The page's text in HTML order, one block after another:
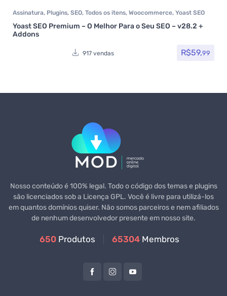
Assinatura, Plugins, SEO, Todos os itens, Woocommerce, Yoast SEO
Yoast SEO Premium – O Melhor Para o Seu SEO – v28.2 +
Addons
917 vendas R$59,99
Nosso conteúdo é 100% legal. Todo o código dos temas e plugins
são licenciados sob a Licença GPL. Você é livre para utilizá-los
em quantos domínios quiser. Não somos parceiros e nem afiliados
de nenhum desenvolvedor presente em nosso site.
650 Produtos 65304 Membros